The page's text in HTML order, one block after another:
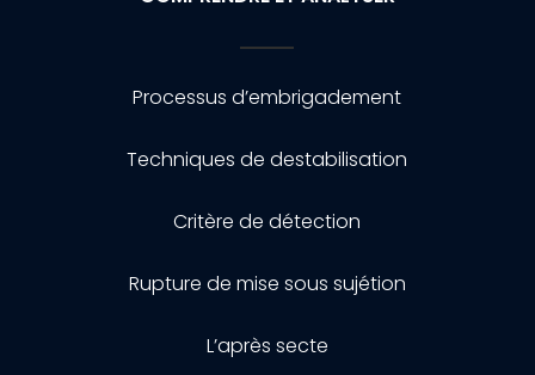
Processus d’embrigadement
Techniques de destabilisation
Critère de détection
Rupture de mise sous sujétion
L’après secte